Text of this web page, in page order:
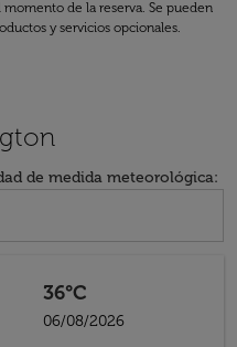
de la reserva. Se pueden
y servicios opcionales.
de medida meteorológica:
36°C
06/08/2026